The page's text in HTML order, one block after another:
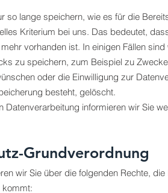
so lange speichern, wie es für die
Kriterium bei uns. Das bedeutet,
vorhanden ist. In einigen Fällen
zu speichern, zum Beispiel zu
oder die Einwilligung zur
besteht, gelöscht.
informieren wir Sie
Grundverordnung
wir Sie über die folgenden Rechte,
kommt: